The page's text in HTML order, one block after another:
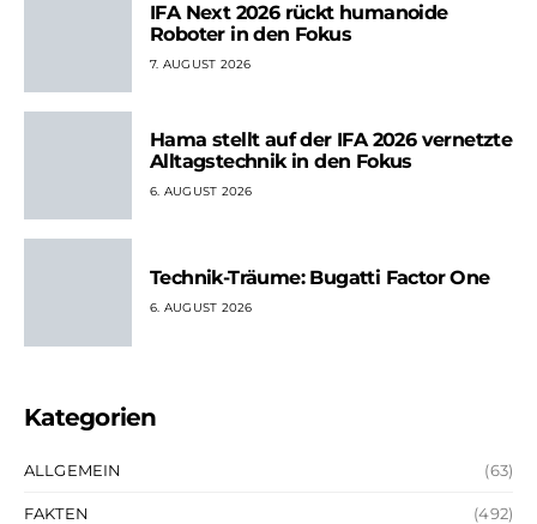
IFA Next 2026 rückt humanoide
Roboter in den Fokus
7. AUGUST 2026
Hama stellt auf der IFA 2026 vernetzte
Alltagstechnik in den Fokus
6. AUGUST 2026
Technik-Träume: Bugatti Factor One
6. AUGUST 2026
Kategorien
ALLGEMEIN (63)
FAKTEN (492)